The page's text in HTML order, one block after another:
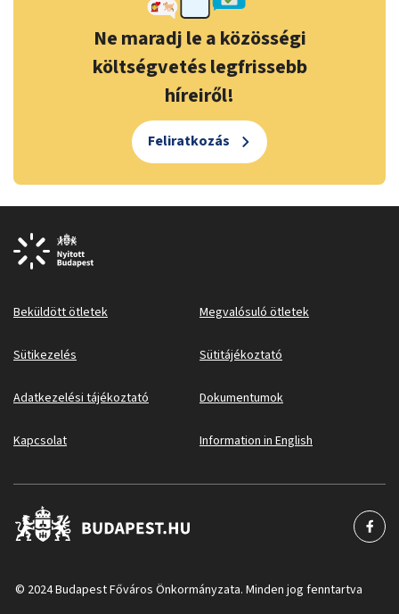
Ne maradj le a közösségi
költségvetés legfrissebb
híreiről!
Feliratkozás
Beküldött ötletek Megvalósuló ötletek
Sütikezelés Sütitájékoztató
Adatkezelési tájékoztató Dokumentumok
Kapcsolat Information in English
© 2024 Budapest Főváros Önkormányzata. Minden jog fenntartva